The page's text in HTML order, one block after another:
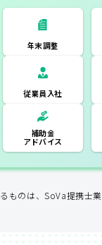
年末調整
年末調整
従業員入社
補助金
アドバイス
ものは、SoVa提携士